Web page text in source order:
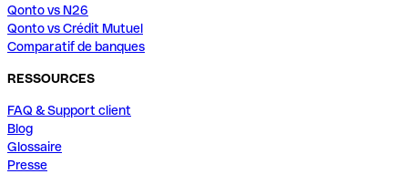
Qonto vs N26
Qonto vs Crédit Mutuel
Comparatif de banques
RESSOURCES
FAQ & Support client
Blog
Glossaire
Presse